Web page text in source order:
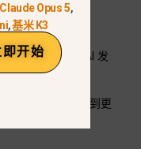
接开具的 OpenAI 发
.
此工作流程切换到更
Claude Opus 5,
,基米 K3
开始